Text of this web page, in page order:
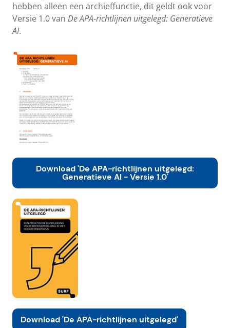
hebben alleen een archieffunctie, dit geldt ook voor
Versie 1.0 van De APA-richtlijnen uitgelegd: Generatieve
AI.
Download 'De APA-richtlijnen uitgelegd:
Generatieve AI - Versie 1.0'
Download 'De APA-richtlijnen uitgelegd'